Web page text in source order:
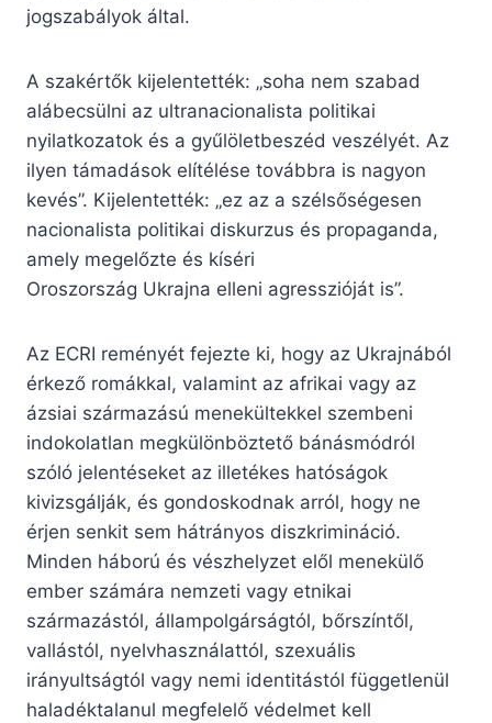
jogszabályok által.
A szakértők kijelentették: „soha nem szabad
alábecsülni az ultranacionalista politikai
nyilatkozatok és a gyűlöletbeszéd veszélyét. Az
ilyen támadások elítélése továbbra is nagyon
kevés”. Kijelentették: „ez az a szélsőségesen
nacionalista politikai diskurzus és propaganda,
amely megelőzte és kíséri
Oroszország Ukrajna elleni agresszióját is”.
Az ECRI reményét fejezte ki, hogy az Ukrajnából
érkező romákkal, valamint az afrikai vagy az
ázsiai származású menekültekkel szembeni
indokolatlan megkülönböztető bánásmódról
szóló jelentéseket az illetékes hatóságok
kivizsgálják, és gondoskodnak arról, hogy ne
érjen senkit sem hátrányos diszkrimináció.
Minden háború és vészhelyzet elől menekülő
ember számára nemzeti vagy etnikai
származástól, állampolgárságtól, bőrszíntől,
vallástól, nyelvhasználattól, szexuális
irányultságtól vagy nemi identitástól függetlenül
haladéktalanul megfelelő védelmet kell